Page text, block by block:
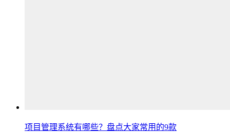
项目管理系统有哪些？盘点大家常用的9款